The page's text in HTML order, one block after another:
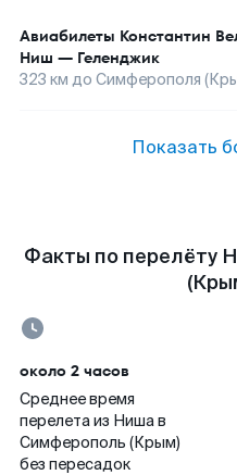
Авиабилеты Константин
Ниш — Геленджик
323 км до Симферополя
Показать
Факты по перелёту
около 2 часов
Среднее время
перелета из Ниша в
Симферополь (Крым)
без пересадок